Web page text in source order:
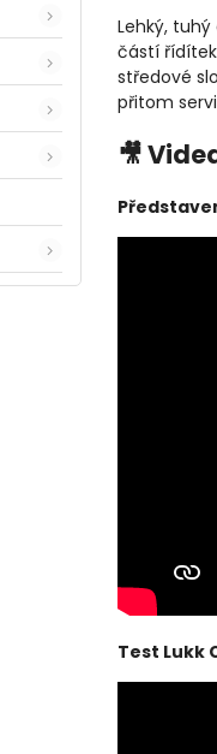
Lehký,
částí
středové
přitom
🎥
Test Lukk